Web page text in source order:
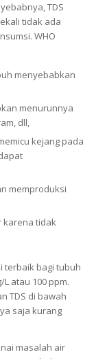
TDS
tidak ada
WHO
menyebabkan
menurunnya
dll,
kejang pada
memproduksi
karena tidak
terbaik bagi tubuh
atau 100 ppm.
TDS di bawah
saja kurang
masalah air